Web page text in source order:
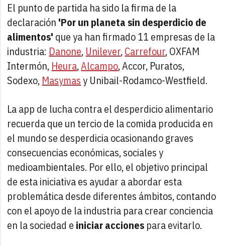
El punto de partida ha sido la firma de la
declaración 'Por un planeta sin desperdicio de
alimentos' que ya han firmado 11 empresas de la
industria: Danone, Unilever,Carrefour, OXFAM
Intermón, Heura,Alcampo, Accor, Puratos,
Sodexo, Masymasy Unibail-Rodamco-Westfield.
La app de lucha contra el desperdicio alimentario
recuerda que un tercio de la comida producida en
el mundo se desperdicia ocasionando graves
consecuencias económicas, sociales y
medioambientales. Por ello, el objetivo principal
de esta iniciativa es ayudar a abordar esta
problemática desde diferentes ámbitos, contando
con el apoyo de la industria para crear conciencia
en la sociedad e iniciar acciones para evitarlo.